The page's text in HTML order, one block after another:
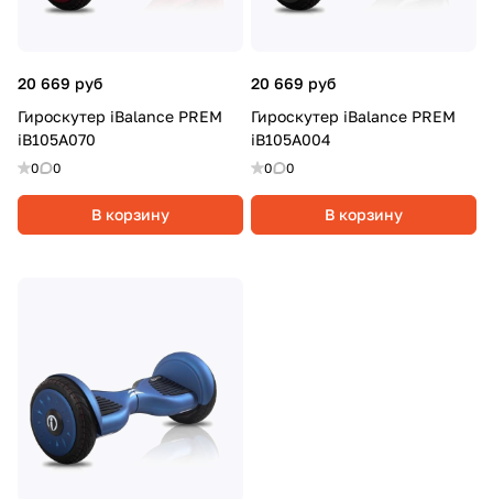
20 669 руб
Гироскутер iBalance PREM
iB105A070
0 0
В корзину
20 669 руб
Гироскутер iBalance PREM
iB105A004
0 0
В корзину